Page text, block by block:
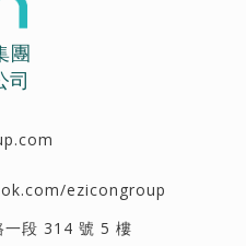
團
司
ezicongroup
一段 314 號 5 樓